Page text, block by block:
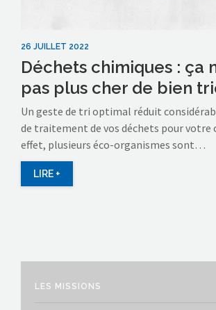
26 JUILLET 2022
Déchets chimiques : ça
pas plus cher de bien
Un geste de tri optimal réduit
de traitement de vos déchets pour votre
effet, plusieurs éco-organismes sont…
LIRE +
LES MISSIONS